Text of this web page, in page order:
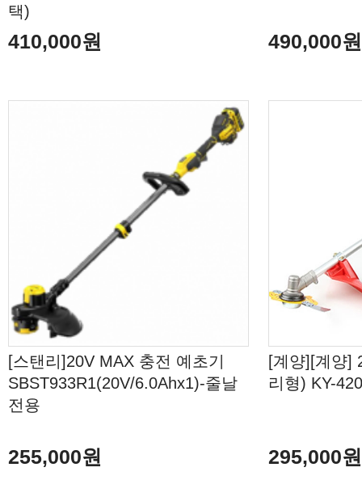
택)
410,000원 490,000원
[스탠리]20V MAX 충전 예초기
SBST933R1(20V/6.0Ahx1)-줄날
전용
255,000원
[계양][계양]
리형) KY-
295,000원